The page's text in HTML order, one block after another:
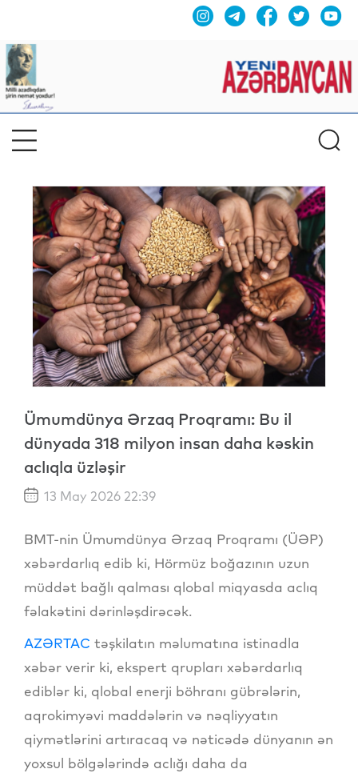
Ümumdünya Ərzaq Proqramı: Bu il
dünyada 318 milyon insan daha kəskin
aclıqla üzləşir
13 May 2026 22:39
BMT-nin Ümumdünya Ərzaq Proqramı (ÜƏP)
xəbərdarlıq edib ki, Hörmüz boğazının uzun
müddət bağlı qalması qlobal miqyasda aclıq
fəlakətini dərinləşdirəcək.
AZƏRTAC təşkilatın məlumatına istinadla
xəbər verir ki, ekspert qrupları xəbərdarlıq
ediblər ki, qlobal enerji böhranı gübrələrin,
aqrokimyəvi maddələrin və nəqliyyatın
qiymətlərini artıracaq və nəticədə dünyanın ən
yoxsul bölgələrində aclığı daha da